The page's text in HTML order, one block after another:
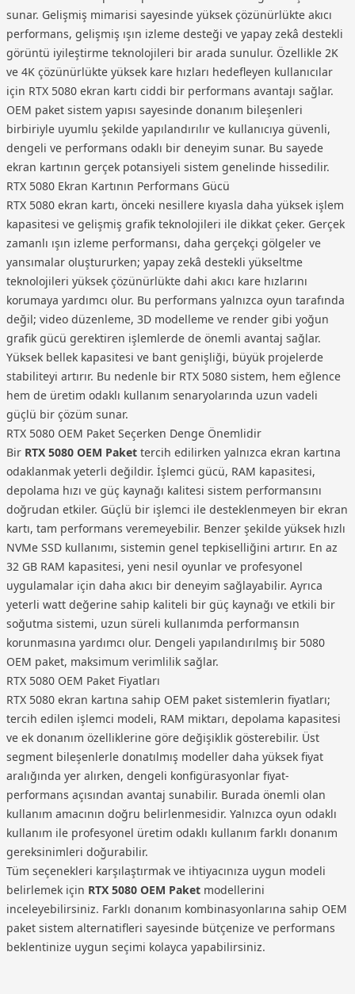
sunar. Gelişmiş mimarisi sayesinde yüksek çözünürlükte akıcı
performans, gelişmiş ışın izleme desteği ve yapay zekâ destekli
görüntü iyileştirme teknolojileri bir arada sunulur. Özellikle 2K
ve 4K çözünürlükte yüksek kare hızları hedefleyen kullanıcılar
için RTX 5080 ekran kartı ciddi bir performans avantajı sağlar.
OEM paket sistem yapısı sayesinde donanım bileşenleri
birbiriyle uyumlu şekilde yapılandırılır ve kullanıcıya güvenli,
dengeli ve performans odaklı bir deneyim sunar. Bu sayede
ekran kartının gerçek potansiyeli sistem genelinde hissedilir.
RTX 5080 Ekran Kartının Performans Gücü
RTX 5080 ekran kartı, önceki nesillere kıyasla daha yüksek işlem
kapasitesi ve gelişmiş grafik teknolojileri ile dikkat çeker. Gerçek
zamanlı ışın izleme performansı, daha gerçekçi gölgeler ve
yansımalar oluştururken; yapay zekâ destekli yükseltme
teknolojileri yüksek çözünürlükte dahi akıcı kare hızlarını
korumaya yardımcı olur. Bu performans yalnızca oyun tarafında
değil; video düzenleme, 3D modelleme ve render gibi yoğun
grafik gücü gerektiren işlemlerde de önemli avantaj sağlar.
Yüksek bellek kapasitesi ve bant genişliği, büyük projelerde
stabiliteyi artırır. Bu nedenle bir RTX 5080 sistem, hem eğlence
hem de üretim odaklı kullanım senaryolarında uzun vadeli
güçlü bir çözüm sunar.
RTX 5080 OEM Paket Seçerken Denge Önemlidir
Bir RTX 5080 OEM Paket tercih edilirken yalnızca ekran kartına
odaklanmak yeterli değildir. İşlemci gücü, RAM kapasitesi,
depolama hızı ve güç kaynağı kalitesi sistem performansını
doğrudan etkiler. Güçlü bir işlemci ile desteklenmeyen bir ekran
kartı, tam performans veremeyebilir. Benzer şekilde yüksek hızlı
NVMe SSD kullanımı, sistemin genel tepkiselliğini artırır. En az
32 GB RAM kapasitesi, yeni nesil oyunlar ve profesyonel
uygulamalar için daha akıcı bir deneyim sağlayabilir. Ayrıca
yeterli watt değerine sahip kaliteli bir güç kaynağı ve etkili bir
soğutma sistemi, uzun süreli kullanımda performansın
korunmasına yardımcı olur. Dengeli yapılandırılmış bir 5080
OEM paket, maksimum verimlilik sağlar.
RTX 5080 OEM Paket Fiyatları
RTX 5080 ekran kartına sahip OEM paket sistemlerin fiyatları;
tercih edilen işlemci modeli, RAM miktarı, depolama kapasitesi
ve ek donanım özelliklerine göre değişiklik gösterebilir. Üst
segment bileşenlerle donatılmış modeller daha yüksek fiyat
aralığında yer alırken, dengeli konfigürasyonlar fiyat-
performans açısından avantaj sunabilir. Burada önemli olan
kullanım amacının doğru belirlenmesidir. Yalnızca oyun odaklı
kullanım ile profesyonel üretim odaklı kullanım farklı donanım
gereksinimleri doğurabilir.
Tüm seçenekleri karşılaştırmak ve ihtiyacınıza uygun modeli
belirlemek için RTX 5080 OEM Paket modellerini
inceleyebilirsiniz. Farklı donanım kombinasyonlarına sahip OEM
paket sistem alternatifleri sayesinde bütçenize ve performans
beklentinize uygun seçimi kolayca yapabilirsiniz.